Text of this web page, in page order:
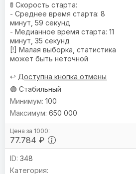
🚦 Скорость старта:
- Среднее время старта: 8
минут, 59 секунд
- Медианное время старта: 11
минут, 35 секунд
[!] Малая выборка, статистика
может быть неточной
↩️ Доступна кнопка отмены
🟢 Стабильный
77.784 ₽
100
650 000
348